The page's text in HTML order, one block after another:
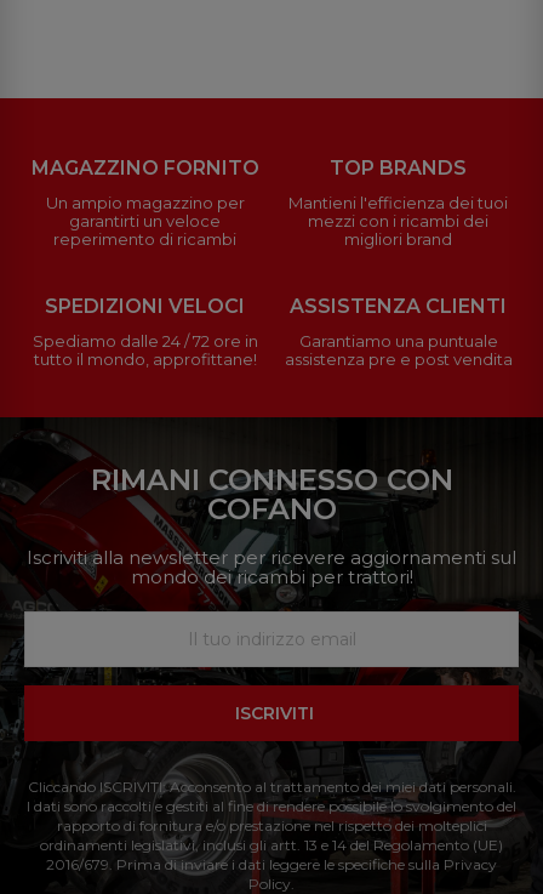
MAGAZZINO FORNITO
Un ampio magazzino per
garantirti un veloce
reperimento di ricambi
TOP BRANDS
Mantieni l'efficienza dei tuoi
mezzi con i ricambi dei
migliori brand
SPEDIZIONI VELOCI
Spediamo dalle 24 / 72 ore in
tutto il mondo, approfittane!
ASSISTENZA CLIENTI
Garantiamo una puntuale
assistenza pre e post vendita
RIMANI CONNESSO CON
COFANO
Iscriviti alla newsletter per ricevere aggiornamenti sul
mondo dei ricambi per trattori!
ISCRIVITI
Cliccando ISCRIVITI: Acconsento al trattamento dei miei dati personali.
I dati sono raccolti e gestiti al fine di rendere possibile lo svolgimento del
rapporto di fornitura e/o prestazione nel rispetto dei molteplici
ordinamenti legislativi, inclusi gli artt. 13 e 14 del Regolamento (UE)
2016/679. Prima di inviare i dati leggere le specifiche sulla Privacy
Policy.